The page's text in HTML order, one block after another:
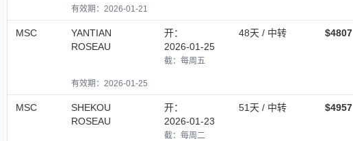
有效期：2026-01-21
MSC
YANTIAN
ROSEAU
开：
2026-01-25
截：每周五
48天 / 中转 $4807
有效期：2026-01-25
MSC
SHEKOU
ROSEAU
开：
2026-01-23
截：每周二
51天 / 中转 $4957